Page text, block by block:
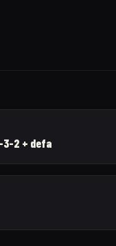
3-2 + defa